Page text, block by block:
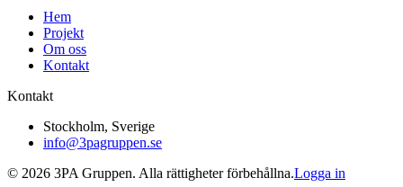
Hem
Projekt
Om oss
Kontakt
Kontakt
Stockholm, Sverige
info@3pagruppen.se
© 2026 3PA Gruppen. Alla rättigheter förbehållna.Logga in